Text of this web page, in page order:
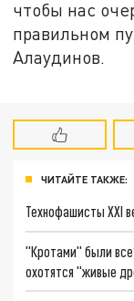
чтобы нас
правильном
Алаудинов.
ЧИТАЙТЕ ТАКЖЕ:
Технофашисты XXI
"Кротами" были
охотятся "живые